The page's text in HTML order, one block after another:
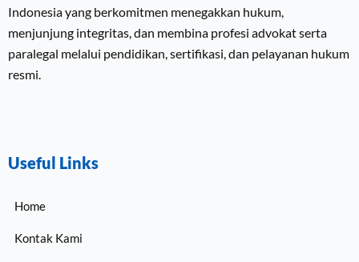
Indonesia yang berkomitmen menegakkan hukum,
menjunjung integritas, dan membina profesi advokat serta
paralegal melalui pendidikan, sertifikasi, dan pelayanan hukum
resmi.
Useful Links
Home
Kontak Kami